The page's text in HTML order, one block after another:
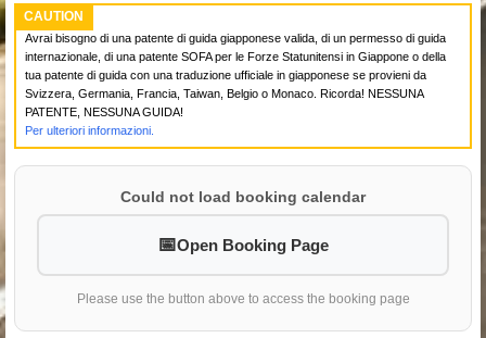
CAUTION
Avrai bisogno di una patente di guida giapponese valida, di un permesso di guida
internazionale, di una patente SOFA per le Forze Statunitensi in Giappone o della
tua patente di guida con una traduzione ufficiale in giapponese se provieni da
Svizzera, Germania, Francia, Taiwan, Belgio o Monaco. Ricorda! NESSUNA
PATENTE, NESSUNA GUIDA!
Per ulteriori informazioni.
Could not load booking calendar
Open Booking Page
Please use the button above to access the booking page